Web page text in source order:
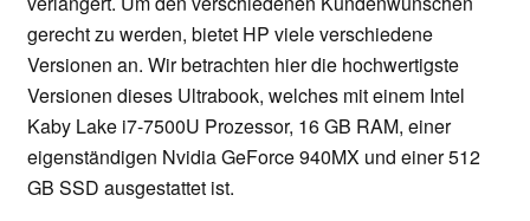
gerecht zu werden, bietet HP viele verschiedene
Versionen an. Wir betrachten hier die hochwertigste
Versionen dieses Ultrabook, welches mit einem Intel
Kaby Lake i7-7500U Prozessor, 16 GB RAM, einer
eigenständigen Nvidia GeForce 940MX und einer 512
GB SSD ausgestattet ist.